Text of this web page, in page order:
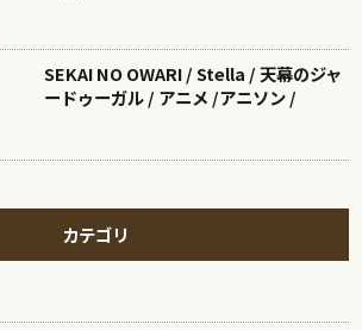
SEKAI NO OWARI / Stella / 天幕のジャ
ードゥーガル / アニメ /アニソン /
カテゴリ